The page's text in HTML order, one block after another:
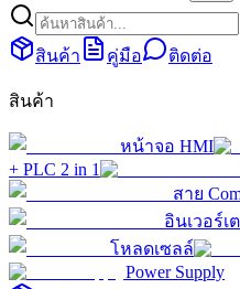
สินค้า คู่มือ ติดต่อ
สินค้า
หน้าจอ HMI
+ PLC 2 in 1
สาย
อินเวอร์เ
โหลดเซลล์
Power Supply